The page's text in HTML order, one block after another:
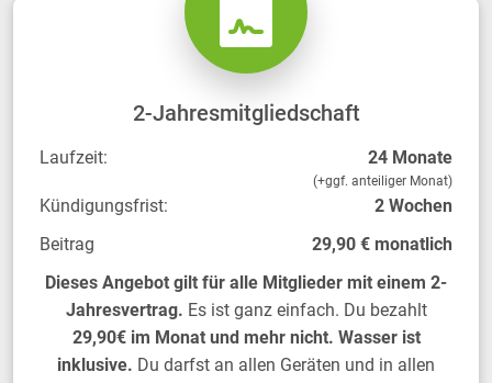
2-Jahresmitgliedschaft
Laufzeit: 24 Monate
(+ggf. anteiliger Monat)
Kündigungsfrist:
2 Wochen
Beitrag
29,90 € monatlich
Dieses Angebot gilt für alle Mitglieder mit einem 2-
Jahresvertrag. Es ist ganz einfach. Du bezahlt
29,90€ im Monat und mehr nicht. Wasser ist
inklusive. Du darfst an allen Geräten und in allen